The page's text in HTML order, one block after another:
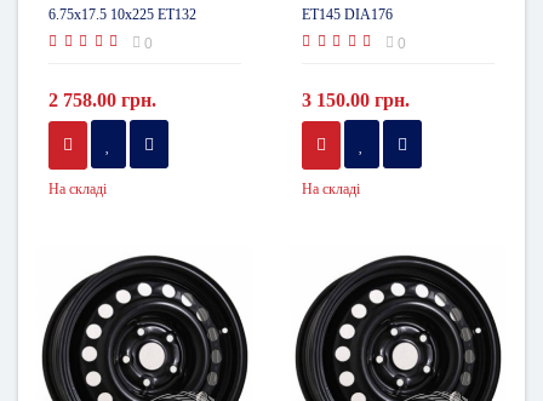
6.75x17.5 10x225 ET132
DIA176
0
2 758.00 грн.
На складі
ET145 DIA176
0
3 150.00 грн.
На складі